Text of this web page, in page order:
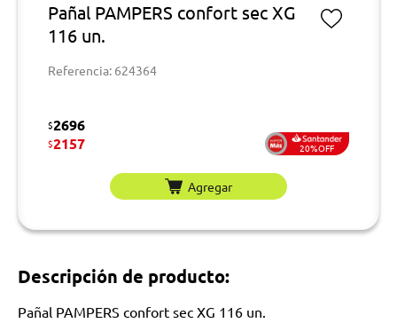
Pañal PAMPERS confort sec XG
116 un.
Referencia: 624364
$2696
$2157 20%OFF
Agregar
Descripción de producto:
Pañal PAMPERS confort sec XG 116 un.